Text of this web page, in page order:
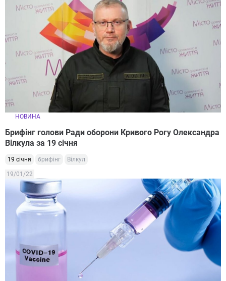
НОВИНА
Брифінг голови Ради оборони Кривого Рогу Олександра
Вілкула за 19 січня
19 січня брифінг Вілкул
19/01/22